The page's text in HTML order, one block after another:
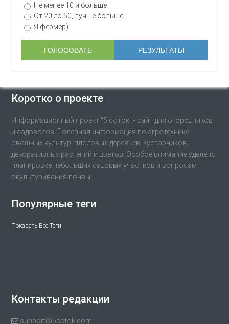
Не менее 10 и больше
От 20 до 50, лучше больше
Я фермер)
Коротко о проекте
Информационный проект "5 соток" - сайт для огородников
и садоводов. Полезная информация по агротехнике
овощных культур, плодовых деревьев, кустарников,
декоративных растений и цветов. Особое внимание уделено
планировке небольших садовых участков и вопросам
окультуривания почвы.
Популярные теги
Показать Все Теги
Контакты редакции
support@5sotok.com